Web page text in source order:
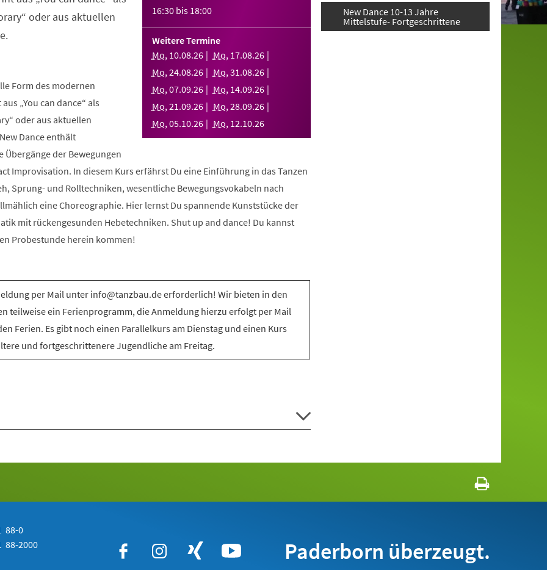
16:30 bis 18:00
Weitere Termine
Mo, 10.08.26 Mo, 17.08.26
Mo,24.08.26 Mo,31.08.26
Mo,07.09.26 Mo, 14.09.26
Mo,21.09.26 Mo,28.09.26
Mo,05.10.26 Mo, 12.10.26
oder aus aktuellen
Form des modernen
„You can dance“ als
oder aus aktuellen
Dance enthält
der Bewegungen
Improvisation. In diesem Kurs erfährst Du eine Einführung in das Tanzen
Sprung- und Rolltechniken, wesentliche Bewegungsvokabeln nach
eine Choreographie. Hier lernst Du spannende Kunststücke der
mit rückengesunden Hebetechniken. Shut up and dance! Du kannst
Probestunde herein kommen!
per Mail unter info@tanzbau.de erforderlich! Wir bieten in den
teilweise ein Ferienprogramm, die Anmeldung hierzu erfolgt per Mail
Ferien. Es gibt noch einen Parallelkurs am Dienstag und einen Kurs
und fortgeschrittenere Jugendliche am Freitag.
New Dance 10-13 Jahre
Mittelstufe- Fortgeschrittene
88-0
88-2000 Paderborn überzeugt.